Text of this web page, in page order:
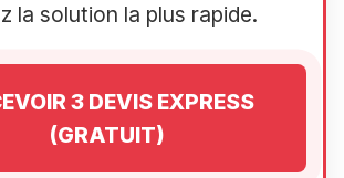
la solution la plus rapide.
3 DEVIS EXPRESS
(GRATUIT)